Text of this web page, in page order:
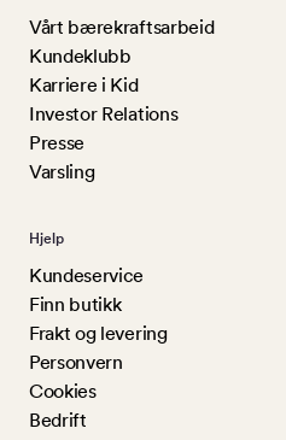
Vårt bærekraftsarbeid
Kundeklubb
Karriere i Kid
Investor Relations
Presse
Varsling
Hjelp
Kundeservice
Finn butikk
Frakt og levering
Personvern
Cookies
Bedrift